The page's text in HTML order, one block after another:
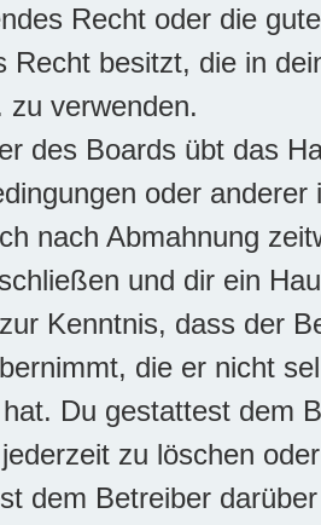
Recht oder die
Recht besitzt, die in
zu verwenden.
des Boards übt das
oder
nach Abmahnung
und dir ein
Kenntnis, dass der
die er nicht
Du gestattest dem
zu löschen
dem Betreiber